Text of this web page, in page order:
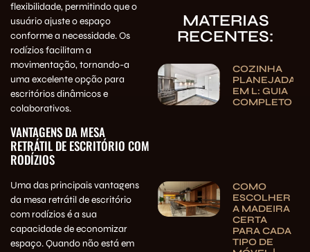
flexibilidade, permitindo que o
usuário ajuste o espaço
conforme a necessidade. Os
rodízios facilitam a
movimentação, tornando-a
uma excelente opção para
escritórios dinâmicos e
colaborativos.
VANTAGENS DA MESA
RETRÁTIL DE ESCRITÓRIO COM
RODÍZIOS
Uma das principais vantagens
da mesa retrátil de escritório
com rodízios é a sua
capacidade de economizar
espaço. Quando não está em
MATERIAS
RECENTES:
COZINHA
PLANEJADA
EM L: GUIA
COMPLETO
COMO
ESCOLHER
A MADEIRA
CERTA
PARA CADA
TIPO DE